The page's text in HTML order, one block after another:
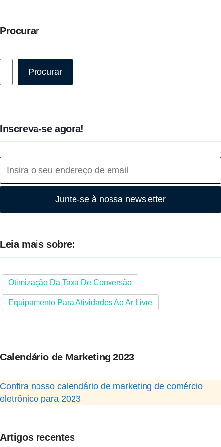
Procurar
Procurar
Inscreva-se agora!
Junte-se à nossa newsletter
Leia mais sobre:
Otimização Da Taxa De Conversão
Equipamento Para Atividades Ao Ar Livre
Calendário de Marketing 2023
Confira nosso calendário de marketing de comércio
eletrônico para 2023
Artigos recentes